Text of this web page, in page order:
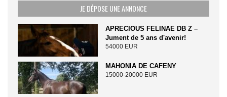
JE DÉPOSE UNE ANNONCE
APRECIOUS FELINAE DB Z –
Jument de 5 ans d'avenir!
54000 EUR
MAHONIA DE CAFENY
15000-20000 EUR